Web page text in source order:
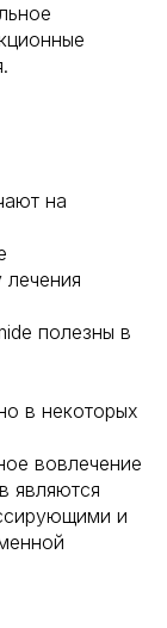
на
лечения
полезны в
в некоторых
вовлечение
являются
и